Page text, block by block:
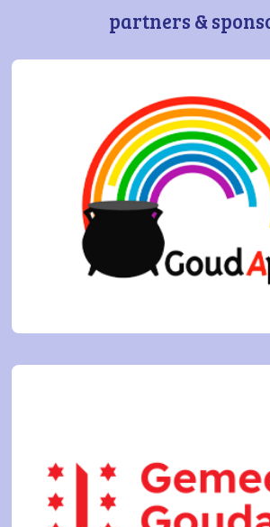
partners &